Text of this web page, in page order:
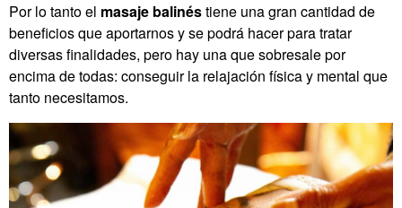
Por lo tanto el masaje balinéstiene una gran cantidad de
beneficios que aportarnos y se podrá hacer para tratar
diversas finalidades, pero hay una que sobresale por
encima de todas: conseguir la relajación física y mental que
tanto necesitamos.